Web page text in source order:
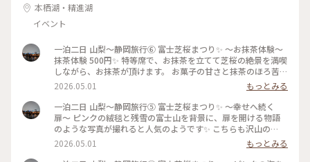
本栖湖・精進湖
イベント
一泊二日 山梨〜静岡旅行⑥ 富士芝桜まつり✨️ 〜お抹茶体験〜
抹茶体験 500円✨️ 特等席で、お抹茶を立てて芝桜の絶景を満喫
しながら、お抹茶が頂けます。 お菓子の甘さと抹茶のほろ苦さ
が最高💖 こちらの席、去年までは席も有料だったようです
が、お抹茶体験の500円で利用出来ました✨️ #富士芝桜まつり
2026.4.15
2026.05.01
もっとみる
一泊二日 山梨〜静岡旅行⑤ 富士芝桜まつり✨️ 〜幸せへ続く
扉〜 ピンクの絨毯と残雪の富士山を背景に、扉を開ける物語
のような写真が撮れると人気のようです✨️ こちらも沢山の
方々、写真撮影されてました😊 📷️2026.4.15 #富士芝桜まつり
2026.05.01
もっとみる